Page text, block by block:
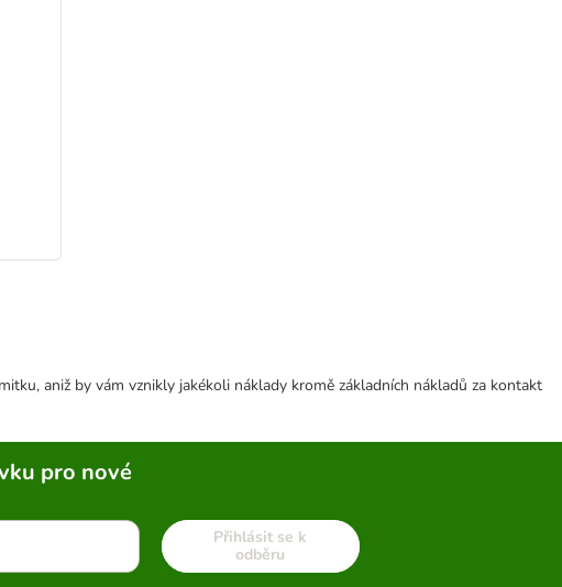
aniž by vám vznikly jakékoli náklady kromě základních nákladů za kontakt
pro nové
Přihlásit se k
odběru